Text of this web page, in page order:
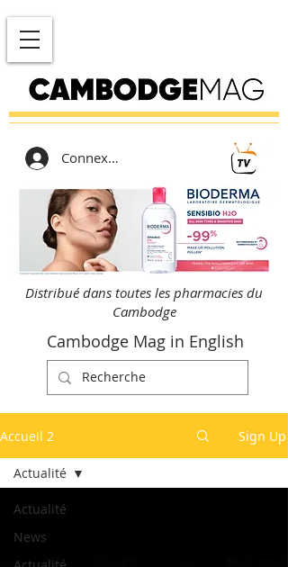
Connexion
Distribué dans toutes les pharmacies du
Cambodge
Cambodge Mag in English
Accueil 2 Sign Up
Actualité
News
Actualité